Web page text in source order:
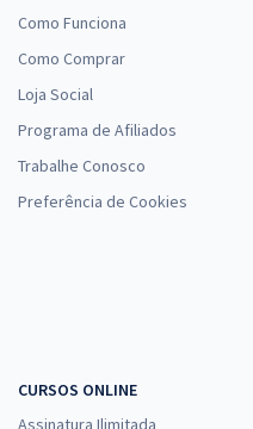
Como Funciona
Como Comprar
Loja Social
Programa de Afiliados
Trabalhe Conosco
Preferência de Cookies
CURSOS ONLINE
Assinatura Ilimitada